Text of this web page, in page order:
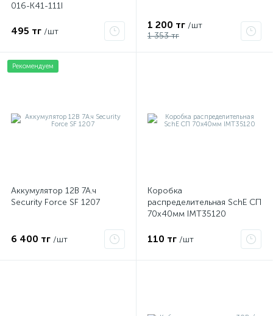
016-K41-111I
495 тг /шт
1 200 тг /шт
1 353 тг
Рекомендуем
Аккумулятор 12В 7А.ч
Security Force SF 1207
6 400 тг /шт
Коробка
распределительная SchE СП
70х40мм IMT35120
110 тг /шт